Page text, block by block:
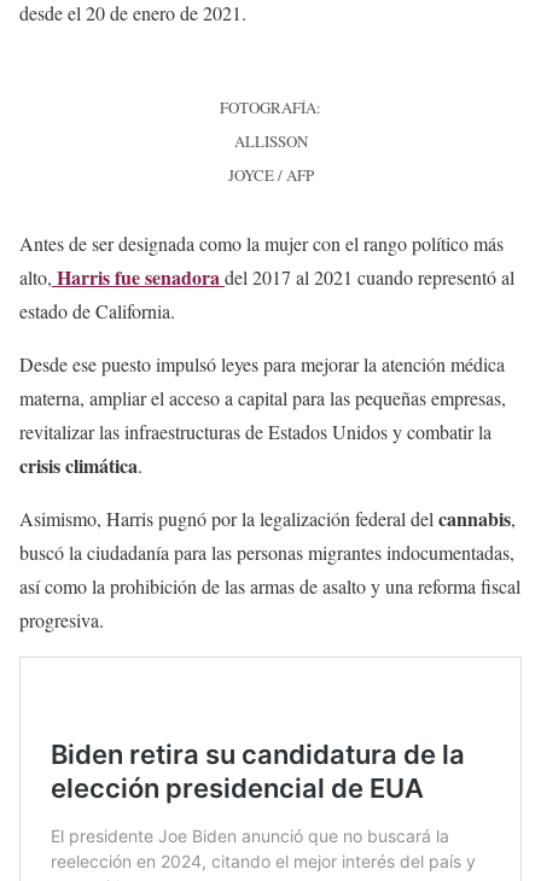
desde el 20 de enero de 2021.
FOTOGRAFÍA:
ALLISSON
JOYCE / AFP
Antes de ser designada como la mujer con el rango político más
alto, Harris fue senadoradel 2017 al 2021 cuando representó al
estado de California.
Desde ese puesto impulsó leyes para mejorar la atención médica
materna, ampliar el acceso a capital para las pequeñas empresas,
revitalizar las infraestructuras de Estados Unidos y combatir la
crisis climática.
Asimismo, Harris pugnó por la legalización federal delcannabis,
buscó la ciudadanía para las personas migrantes indocumentadas,
así como la prohibición de las armas de asalto y una reforma fiscal
progresiva.